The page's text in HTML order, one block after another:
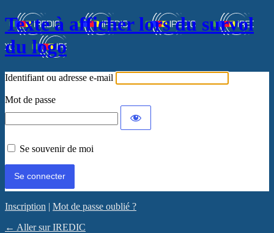
Texte à afficher lors du survol
du logo
Identifiant ou adresse e-mail
Mot de passe
Se souvenir de moi
Inscription | Mot de passe oublié ?
← Aller sur IREDIC